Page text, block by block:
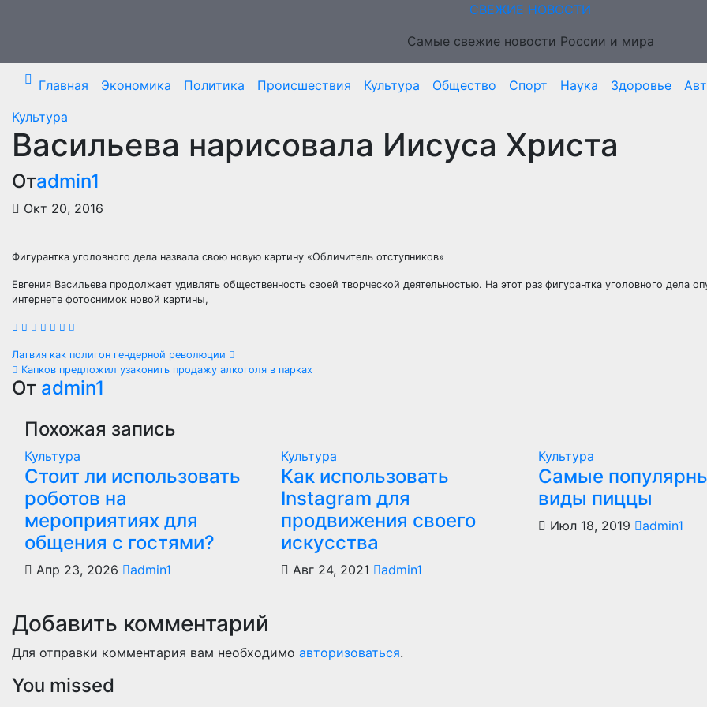
СВЕЖИЕ НОВОСТИ
Самые свежие новости России и мира
Главная Экономика Политика Происшествия Культура Общество Спорт Наука Здоровье
Культура
Васильева нарисовала Иисуса Христа
Отadmin1
Окт 20, 2016
Фигурантка уголовного дела назвала свою новую картину «Обличитель отступников»
Евгения Васильева продолжает удивлять общественность своей творческой деятельностью. На этот раз фигурантка уголовного дела
интернете фотоснимок новой картины,
Навигация
по
записям
Латвия как полигон гендерной революции
Капков предложил узаконить продажу алкоголя в парках
От admin1
Похожая запись
Культура
Стоит ли использовать
роботов на
мероприятиях для
общения с гостями?
Апр 23, 2026 admin1
Культура
Как использовать
Instagram для
продвижения своего
искусства
Авг 24, 2021 admin1
Культура
Самые
виды пиццы
Июл 18, 2019 admin1
Добавить комментарий
Для отправки комментария вам необходимо авторизоваться.
You missed